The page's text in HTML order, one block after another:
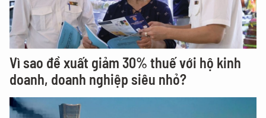
Vì sao đề xuất giảm 30% thuế với hộ kinh
doanh, doanh nghiệp siêu nhỏ?